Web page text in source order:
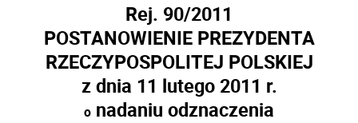
Rej. 90/2011
POSTANOWIENIE PREZYDENTA
RZECZYPOSPOLITEJ POLSKIEJ
z dnia 11 lutego 2011 r.
o nadaniu odznaczenia